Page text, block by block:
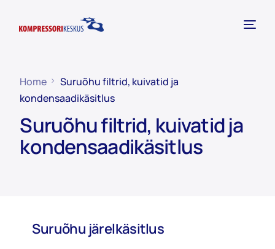
Home
Suruõhu filtrid, kuivatid ja
kondensaadikäsitlus
Suruõhu filtrid, kuivatid ja
kondensaadikäsitlus
Suruõhu järelkäsitlus